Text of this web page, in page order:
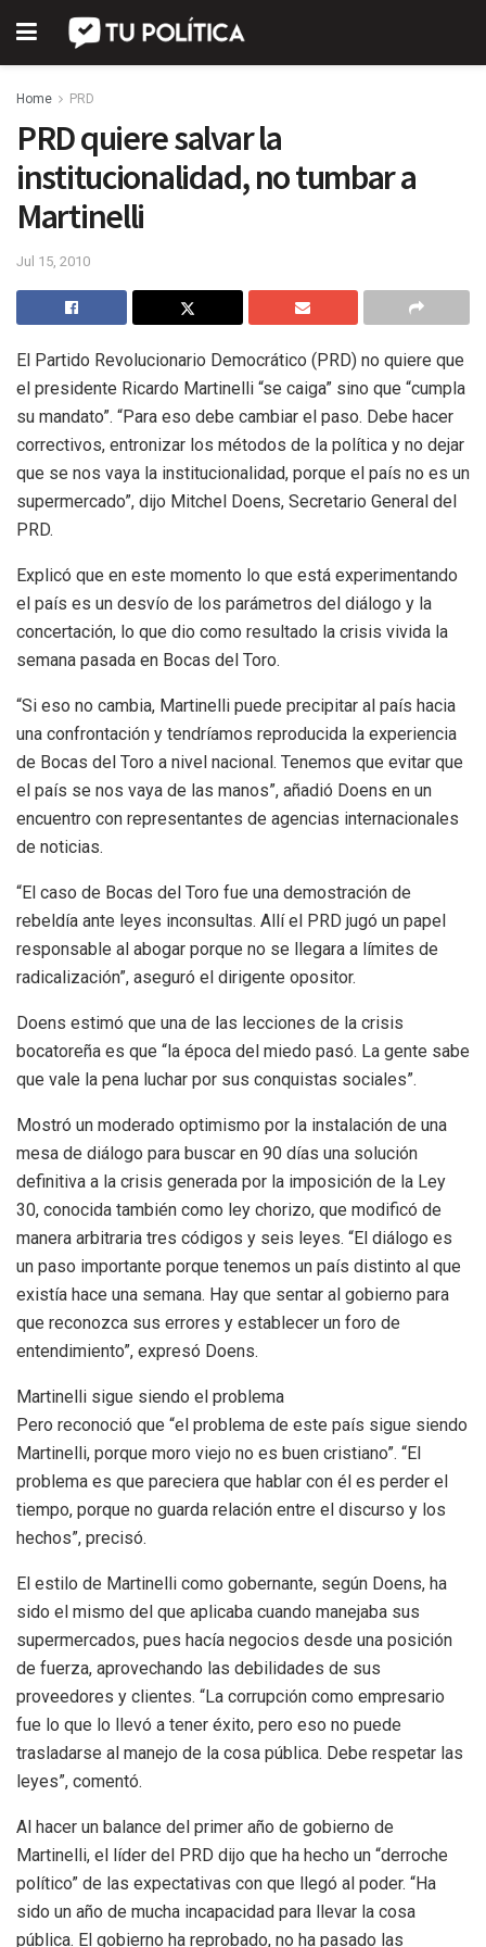
Home PRD
PRD quiere salvar la
institucionalidad, no tumbar a
Martinelli
Jul 15, 2010
El Partido Revolucionario Democrático (PRD) no quiere que
el presidente Ricardo Martinelli “se caiga” sino que “cumpla
su mandato”. “Para eso debe cambiar el paso. Debe hacer
correctivos, entronizar los métodos de la política y no dejar
que se nos vaya la institucionalidad, porque el país no es un
supermercado”, dijo Mitchel Doens, Secretario General del
PRD.
Explicó que en este momento lo que está experimentando
el país es un desvío de los parámetros del diálogo y la
concertación, lo que dio como resultado la crisis vivida la
semana pasada en Bocas del Toro.
“Si eso no cambia, Martinelli puede precipitar al país hacia
una confrontación y tendríamos reproducida la experiencia
de Bocas del Toro a nivel nacional. Tenemos que evitar que
el país se nos vaya de las manos”, añadió Doens en un
encuentro con representantes de agencias internacionales
de noticias.
“El caso de Bocas del Toro fue una demostración de
rebeldía ante leyes inconsultas. Allí el PRD jugó un papel
responsable al abogar porque no se llegara a límites de
radicalización”, aseguró el dirigente opositor.
Doens estimó que una de las lecciones de la crisis
bocatoreña es que “la época del miedo pasó. La gente sabe
que vale la pena luchar por sus conquistas sociales”.
Mostró un moderado optimismo por la instalación de una
mesa de diálogo para buscar en 90 días una solución
definitiva a la crisis generada por la imposición de la Ley
30, conocida también como ley chorizo, que modificó de
manera arbitraria tres códigos y seis leyes. “El diálogo es
un paso importante porque tenemos un país distinto al que
existía hace una semana. Hay que sentar al gobierno para
que reconozca sus errores y establecer un foro de
entendimiento”, expresó Doens.
Martinelli sigue siendo el problema
Pero reconoció que “el problema de este país sigue siendo
Martinelli, porque moro viejo no es buen cristiano”. “El
problema es que pareciera que hablar con él es perder el
tiempo, porque no guarda relación entre el discurso y los
hechos”, precisó.
El estilo de Martinelli como gobernante, según Doens, ha
sido el mismo del que aplicaba cuando manejaba sus
supermercados, pues hacía negocios desde una posición
de fuerza, aprovechando las debilidades de sus
proveedores y clientes. “La corrupción como empresario
fue lo que lo llevó a tener éxito, pero eso no puede
trasladarse al manejo de la cosa pública. Debe respetar las
leyes”, comentó.
Al hacer un balance del primer año de gobierno de
Martinelli, el líder del PRD dijo que ha hecho un “derroche
político” de las expectativas con que llegó al poder. “Ha
sido un año de mucha incapacidad para llevar la cosa
pública. El gobierno ha reprobado, no ha pasado las